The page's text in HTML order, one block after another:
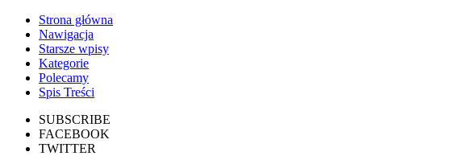
Strona główna
Nawigacja
Starsze wpisy
Kategorie
Polecamy
Spis Treści
SUBSCRIBE
FACEBOOK
TWITTER